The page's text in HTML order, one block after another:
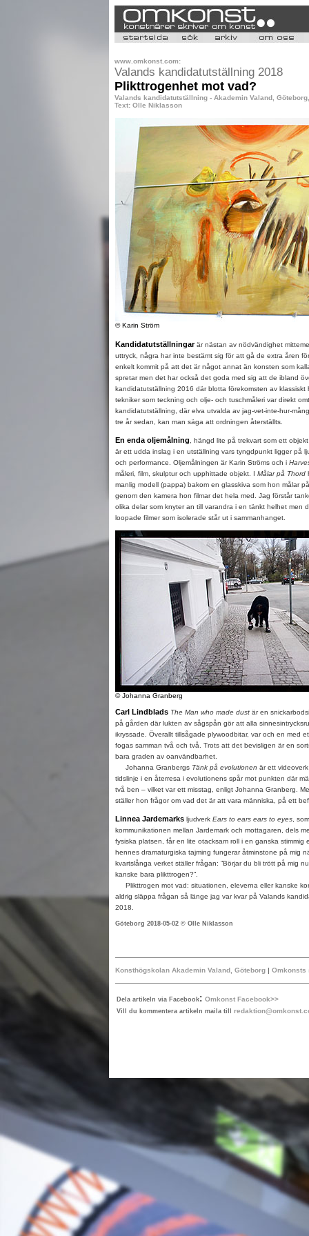
www.omkonst.com:
Valands kandidatutställning 2018
Plikttrogenhet mot vad?
Valands kandidatutställning - Akademin Valand,
Text: Olle Niklasson
© Karin Ström
Kandidatutställningarär nästan av nödvändighet
uttryck, några har inte bestämt sig för att gå de extra åren
enkelt kommit på att det är något annat än konsten som
spretar men det har också det goda med sig att de ibland
kandidatutställning 2016 där blotta förekomsten av klassiskt
tekniker som teckning och olje- och tuschmåleri var direkt
kandidatutställning, där elva utvalda av jag-vet-inte-hur-
tre år sedan, kan man säga att ordningen återställts.
En enda oljemålning , hängd lite på trekvart som ett
är ett udda inslag i en utställning vars tyngdpunkt ligger på
och performance. Oljemålningen är Karin Ströms och i
måleri, film, skulptur och upphittade objekt. I Målar på Thord
manlig modell (pappa) bakom en glasskiva som hon målar
genom den kamera hon filmar det hela med. Jag förstår
olika delar som knyter an till varandra i en tänkt helhet men
loopade filmer som isolerade står ut i sammanhanget.
© Johanna Granberg
Carl Lindblads The Man who made dust är en
på gården där lukten av sågspån gör att alla
ikryssade. Överallt tillsågade plywoodbitar, var och en med
fogas samman två och två. Trots att det bevisligen är en
bara graden av oanvändbarhet.
Johanna Granbergs Tänk på evolutionen är ett
tidslinje i en återresa i evolutionens spår mot punkten där
två ben – vilket var ett misstag, enligt Johanna Granberg.
ställer hon frågor om vad det är att vara människa, på ett
Linnea Jardemarks ljudverk Ears to ears ears to eyes ,
kommunikationen mellan Jardemark och mottagaren, dels
fysiska platsen, får en lite otacksam roll i en ganska stimmig
hennes dramaturgiska tajming fungerar åtminstone på mig
kvartslånga verket ställer frågan: ”Börjar du bli trött på mig
kanske bara plikttrogen?”.
Plikttrogen mot vad: situationen, eleverna eller kanske
aldrig släppa frågan så länge jag var kvar på Valands
2018.
Göteborg 2018-05-02 © Olle Niklasson
Konsthögskolan Akademin Valand, Göteborg | Omkonsts
Dela artikeln via Facebook: Omkonst Facebook>>
Vill du kommentera artikeln maila till